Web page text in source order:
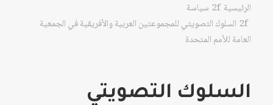
الرئيسية
سياسة
السلوك التصويتي للمجموعتين العربية والأفريقية في الجمعية
العامة للأمم المتحدة
السلوك التصويتي